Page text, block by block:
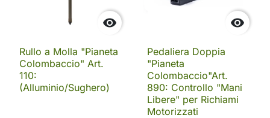

Rullo a Molla "Pianeta
Colombaccio" Art.
110:
(Alluminio/Sughero)

Pedaliera Doppia
"Pianeta
Colombaccio"Art.
890: Controllo "Mani
Libere" per Richiami
Motorizzati